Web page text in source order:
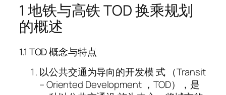
1 地铁与高铁 TOD 换乘规划
的概述
1.1 TOD 概念与特点
以公共交通为导向的开发模 式 （Transit
– Oriented Development ，TOD），是